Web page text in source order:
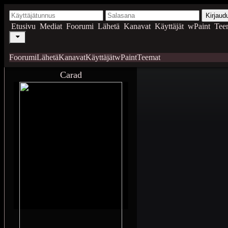
Etusivu Mediat Foorumi Lähetä Kanavat Käyttäjät wPaint
FoorumiLähetäKanavatKäyttäjätwPaintTeemat
Carad